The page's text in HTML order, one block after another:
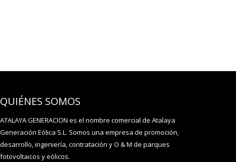
QUIÉNES SOMOS
ATALAYA GENERACION es el nombre comercial de Atalaya
Generación Eólica S.L. Somos una empresa de promoción,
desarrollo, ingeniería, contratación y O & M de parques
fotovoltaicos y eólicos.